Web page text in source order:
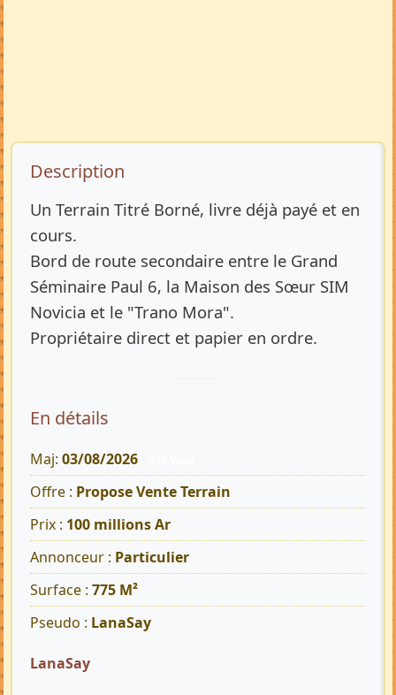
Description de l’annonce
Description
Un Terrain Titré Borné, livre déjà payé et en
cours.
Bord de route secondaire entre le Grand
Séminaire Paul 6, la Maison des Sœur SIM
Novicia et le "Trano Mora".
Propriétaire direct et papier en ordre.
En détails
Maj: 03/08/2026
Offre : Propose Vente Terrain
Prix : 100 millions Ar
Annonceur : Particulier
Surface : 775 M²
Pseudo : LanaSay
LanaSay